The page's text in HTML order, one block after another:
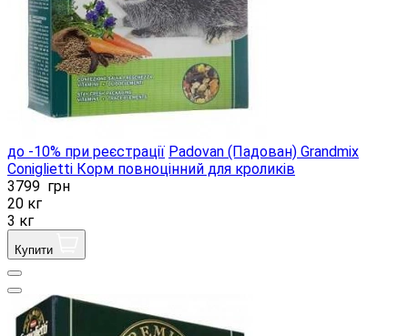
до -10% при реєстрації Padovan (Падован) Grandmix
Сoniglietti Корм ​​повноцінний для кроликів
3799 грн
20 кг
3 кг
Купити